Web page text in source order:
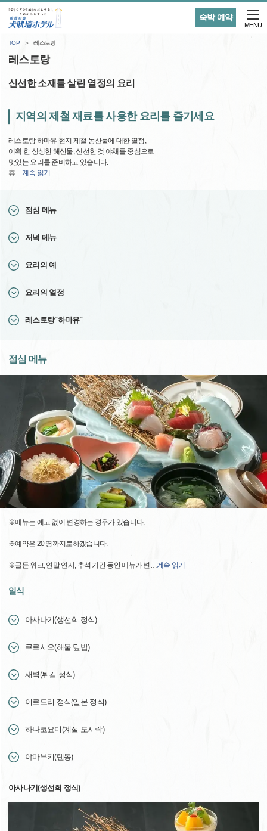
숙박 예약
MENU
TOP 레스토랑
레스토랑
신선한 소재를 살린 열정의 요리
지역의 제철 재료를 사용한 요리를 즐기세요
레스토랑 하마유 현지 제철 농산물에 대한 열정,
어획 한 싱싱한 해산물, 신선한 것 야채를 중심으로
맛있는 요리를 준비하고 있습니다.
휴…계속 읽기
점심 메뉴
저녁 메뉴
요리의 예
요리의 열정
레스토랑"하마유"
점심 메뉴
※메뉴는 예고 없이 변경하는 경우가 있습니다.
※예약은 20 명까지로하겠습니다.
※골든 위크, 연말 연시, 추석 기간 동안 메뉴가 변 …계속 읽기
일식
아사나기(생선회 정식)
쿠로시오(해물 덮밥)
새벽(튀김 정식)
이로도리 정식(일본 정식)
하나코요미(계절 도시락)
야마부키(텐동)
아사나기(생선회 정식)